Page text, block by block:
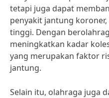
tetapi juga dapat
penyakit jantung
tinggi. Dengan
meningkatkan kadar
yang merupakan faktor
jantung.
Selain itu, olahraga juga